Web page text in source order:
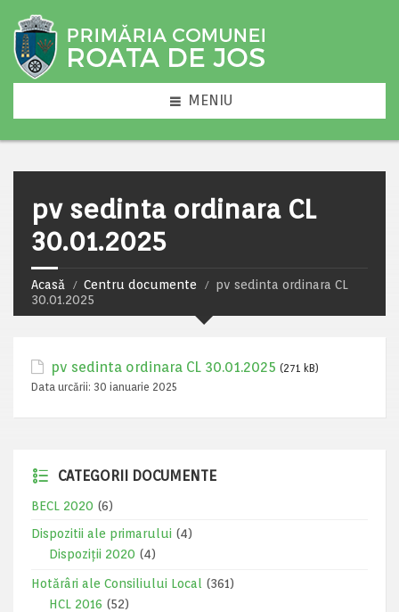
MENIU
pv sedinta ordinara CL
30.01.2025
Acasă Centru documente
pv sedinta ordinara CL
30.01.2025
pv sedinta ordinara CL 30.01.2025 (271 kB)
Data urcării: 30 ianuarie 2025
CATEGORII DOCUMENTE
BECL 2020 (6)
Dispozitii ale primarului (4)
Dispoziții 2020 (4)
Hotărâri ale Consiliului Local
(361)
HCL 2016 (52)